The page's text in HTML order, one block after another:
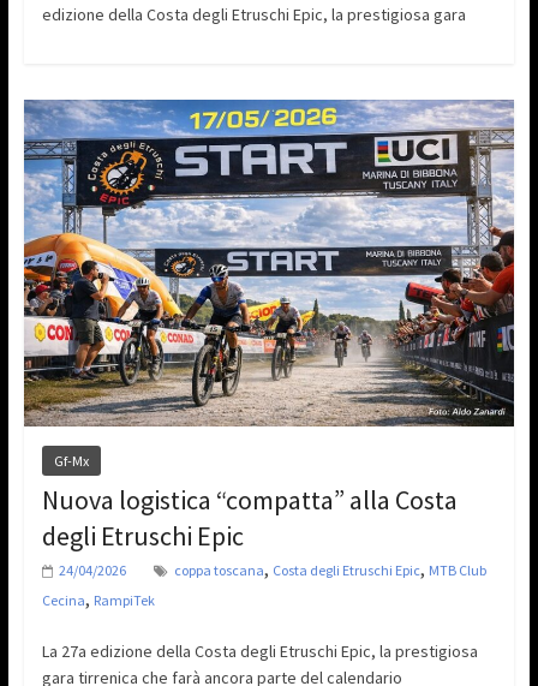
edizione della Costa degli Etruschi Epic, la prestigiosa gara
Gf-Mx
Nuova logistica “compatta” alla Costa
degli Etruschi Epic
24/04/2026 coppa toscana, Costa degli Etruschi Epic, MTB Club
Cecina, RampiTek
La 27a edizione della Costa degli Etruschi Epic, la prestigiosa
gara tirrenica che farà ancora parte del calendario